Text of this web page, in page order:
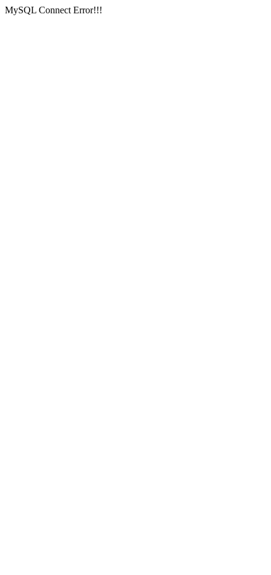
MySQL Connect Error!!!